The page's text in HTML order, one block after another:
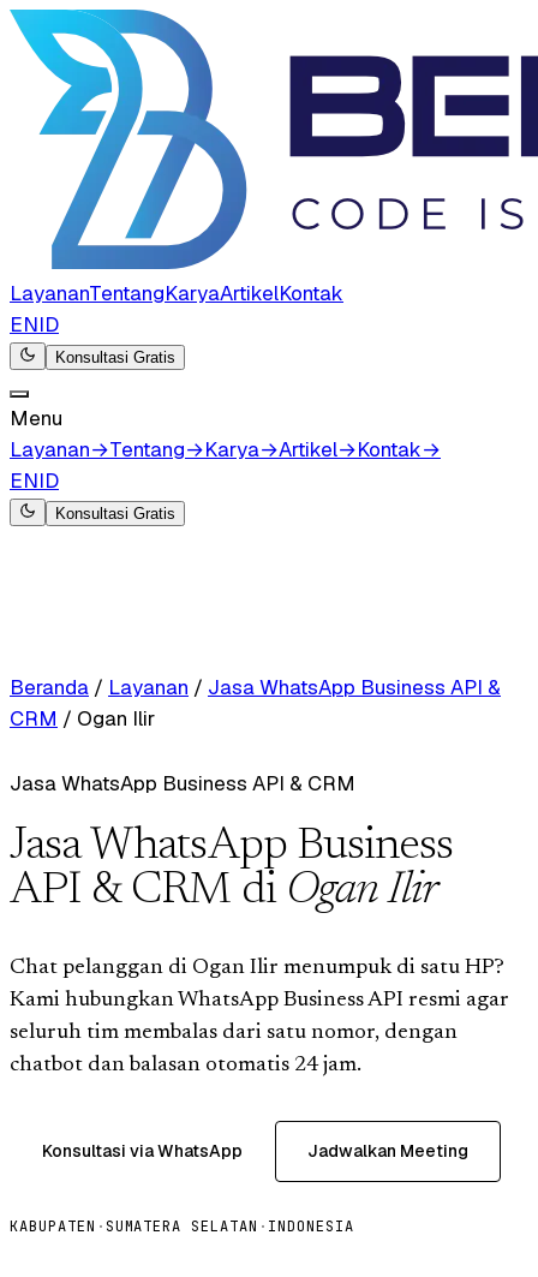
LayananTentangKaryaArtikelKontak
ENID
Konsultasi Gratis
Menu
Layanan→Tentang→Karya→Artikel→Kontak→
ENID
Konsultasi Gratis
Beranda / Layanan / Jasa WhatsApp Business API &
CRM / Ogan Ilir
Jasa WhatsApp Business API & CRM
Jasa WhatsApp Business
API & CRM di Ogan Ilir
Chat pelanggan di Ogan Ilir menumpuk di satu HP?
Kami hubungkan WhatsApp Business API resmi agar
seluruh tim membalas dari satu nomor, dengan
chatbot dan balasan otomatis 24 jam.
Konsultasi via WhatsApp Jadwalkan Meeting
KABUPATEN · SUMATERA SELATAN · INDONESIA